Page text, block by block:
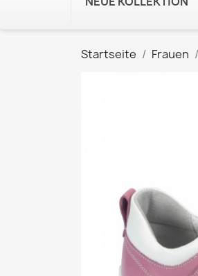
Startseite Frauen